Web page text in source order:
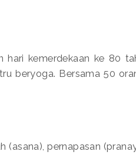
hari kemerdekaan ke 80
beryoga. Bersama 50
pernapasan